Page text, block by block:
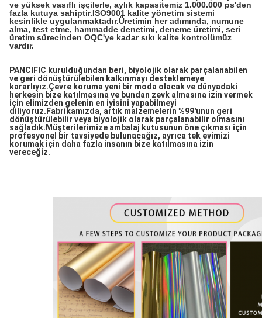
ve yüksek vasıflı işçilerle, aylık kapasitemiz 1.000.000 ps'den
fazla kutuya sahiptir.ISO9001 kalite yönetim sistemi
kesinlikle uygulanmaktadır.Üretimin her adımında, numune
alma, test etme, hammadde denetimi, deneme üretimi, seri
üretim sürecinden OQC'ye kadar sıkı kalite kontrolümüz
vardır.
PANCIFIC kurulduğundan beri, biyolojik olarak parçalanabilen
ve geri dönüştürülebilen kalkınmayı desteklemeye
kararlıyız.Çevre koruma yeni bir moda olacak ve dünyadaki
herkesin bize katılmasına ve bundan zevk almasına izin vermek
için elimizden gelenin en iyisini yapabilmeyi
diliyoruz.Fabrikamızda, artık malzemelerin %99'unun geri
dönüştürülebilir veya biyolojik olarak parçalanabilir olmasını
sağladık.Müşterilerimize ambalaj kutusunun öne çıkması için
profesyonel bir tavsiyede bulunacağız, ayrıca tek evimizi
korumak için daha fazla insanın bize katılmasına izin
vereceğiz.